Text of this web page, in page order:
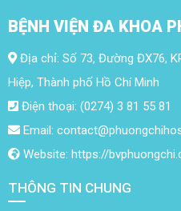
BỆNH VIỆN ĐA KHOA
Địa chỉ: Số 73, Đường ĐX76,
Hiệp, Thành phố Hồ Chí Minh
Điện thoại: (0274) 3 81 55 81
Email:
Website: https://
THÔNG TIN CHUNG